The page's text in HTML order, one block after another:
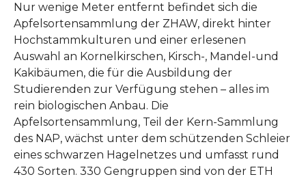
Nur wenige Meter entfernt befindet sich die
Apfelsortensammlung der ZHAW, direkt hinter
Hochstammkulturen und einer erlesenen
Auswahl an Kornelkirschen, Kirsch-, Mandel-und
Kakibäumen, die für die Ausbildung der
Studierenden zur Verfügung stehen – alles im
rein biologischen Anbau. Die
Apfelsortensammlung, Teil der Kern-Sammlung
des NAP, wächst unter dem schützenden Schleier
eines schwarzen Hagelnetzes und umfasst rund
430 Sorten. 330 Gengruppen sind von der ETH